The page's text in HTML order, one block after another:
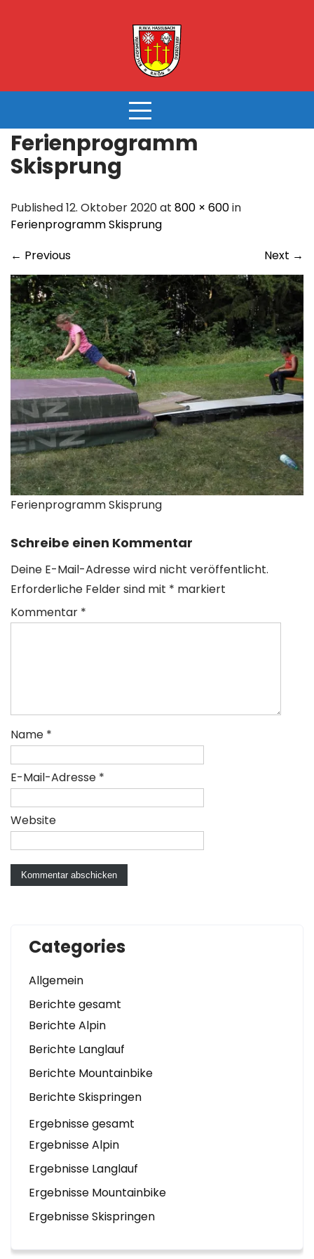
Ferienprogramm
Skisprung
Published 12. Oktober 2020 at 800 × 600in
Ferienprogramm Skisprung
← Previous Next →
Ferienprogramm Skisprung
Schreibe einen Kommentar
Deine E-Mail-Adresse wird nicht veröffentlicht.
Erforderliche Felder sind mit * markiert
Kommentar *
Name *
E-Mail-Adresse *
Website
Categories
Allgemein
Berichte gesamt
Berichte Alpin
Berichte Langlauf
Berichte Mountainbike
Berichte Skispringen
Ergebnisse gesamt
Ergebnisse Alpin
Ergebnisse Langlauf
Ergebnisse Mountainbike
Ergebnisse Skispringen